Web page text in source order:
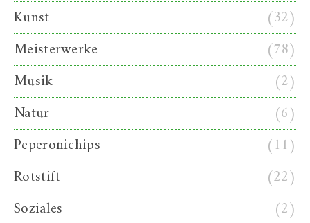
Kunst
(32)
Meisterwerke
(78)
Musik
(2)
Natur
(6)
Peperonichips
(11)
Rotstift
(22)
Soziales
(2)